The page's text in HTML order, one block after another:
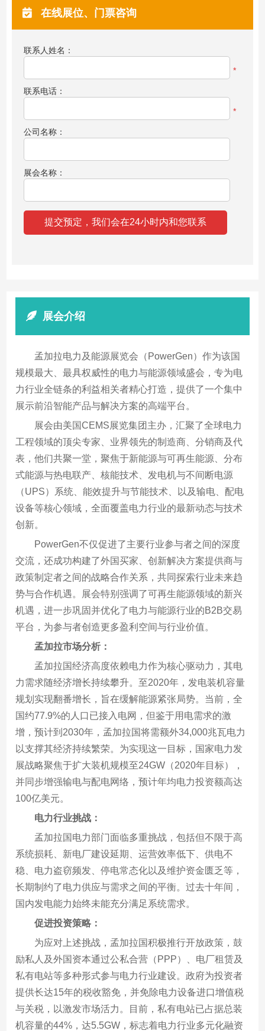
在线展位、门票咨询
联系人姓名：
*
联系电话：
*
公司名称：
展会名称：
展会介绍
孟加拉电力及能源展览会（PowerGen）作为该国
规模最大、最具权威性的电力与能源领域盛会，专为电
力行业全链条的利益相关者精心打造，提供了一个集中
展示前沿智能产品与解决方案的高端平台。
展会由美国CEMS展览集团主办，汇聚了全球电力
工程领域的顶尖专家、业界领先的制造商、分销商及代
表，他们共聚一堂，聚焦于新能源与可再生能源、分布
式能源与热电联产、核能技术、发电机与不间断电源
（UPS）系统、能效提升与节能技术、以及输电、配电
设备等核心领域，全面覆盖电力行业的最新动态与技术
创新。
PowerGen不仅促进了主要行业参与者之间的深度
交流，还成功构建了外国买家、创新解决方案提供商与
政策制定者之间的战略合作关系，共同探索行业未来趋
势与合作机遇。展会特别强调了可再生能源领域的新兴
机遇，进一步巩固并优化了电力与能源行业的B2B交易
平台，为参与者创造更多盈利空间与行业价值。
孟加拉市场分析：
孟加拉国经济高度依赖电力作为核心驱动力，其电
力需求随经济增长持续攀升。至2020年，发电装机容量
规划实现翻番增长，旨在缓解能源紧张局势。当前，全
国约77.9%的人口已接入电网，但鉴于用电需求的激
增，预计到2030年，孟加拉国将需额外34,000兆瓦电力
以支撑其经济持续繁荣。为实现这一目标，国家电力发
展战略聚焦于扩大装机规模至24GW（2020年目标），
并同步增强输电与配电网络，预计年均电力投资额高达
100亿美元。
电力行业挑战：
孟加拉国电力部门面临多重挑战，包括但不限于高
系统损耗、新电厂建设延期、运营效率低下、供电不
稳、电力盗窃频发、停电常态化以及维护资金匮乏等，
长期制约了电力供应与需求之间的平衡。过去十年间，
国内发电能力始终未能充分满足系统需求。
促进投资策略：
为应对上述挑战，孟加拉国积极推行开放政策，鼓
励私人及外国资本通过公私合营（PPP）、电厂租赁及
私有电站等多种形式参与电力行业建设。政府为投资者
提供长达15年的税收豁免，并免除电力设备进口增值税
与关税，以激发市场活力。目前，私有电站已占据总装
机容量的44%，达5.5GW，标志着电力行业多元化融资